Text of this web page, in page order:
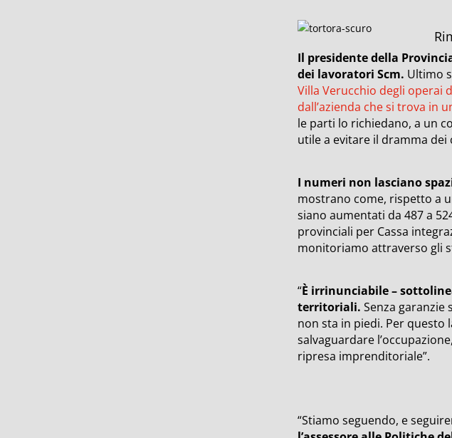
Il presidente della
dei lavoratori Scm. Ultimo
Villa Verucchio degli operai
dall’azienda che si trova in
le parti lo richiedano, a un
utile a evitare il dramma dei
I numeri non lasciano
mostrano come, rispetto a
siano aumentati da 487 a
provinciali per Cassa
monitoriamo attraverso gli
“È irrinunciabile –
territoriali. Senza
non sta in piedi. Per questo
salvaguardare
ripresa imprenditoriale”.
“Stiamo seguendo, e